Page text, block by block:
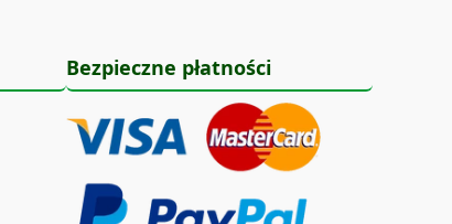
Bezpieczne płatności